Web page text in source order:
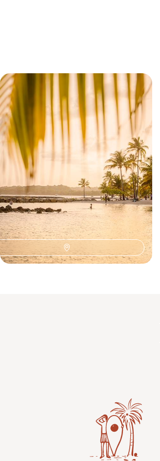
Quand les Antilles voient vert -
Échappée nature en Guadeloupe et
en Dominique
Loin des foules, passer d'une île antillaise à
l'autre, d'un paradis pour colibris à un éden pour
naturophiles
10 jours, de 3800 à 4800 €